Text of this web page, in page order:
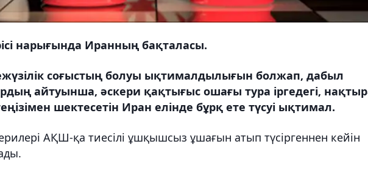
нарығында Иранның бақталасы.
соғыстың болуы ықтималдылығын болжап, дабыл
айтуынша, әскери қақтығыс ошағы тура іргедегі,
шектесетін Иран елінде бұрқ ете түсуі ықтимал.
АҚШ-қа тиесілі ұшқышсыз ұшағын атып түсіргеннен кейін